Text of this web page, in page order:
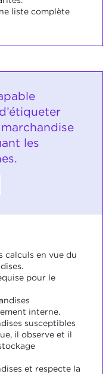
liste complète
les
calculs en vue du
pour le
interne.
susceptibles
il observe et il
et respecte la